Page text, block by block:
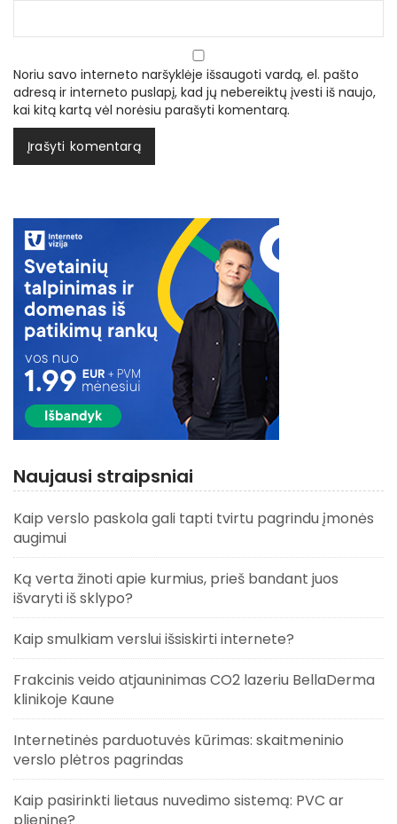
Noriu savo interneto naršyklėje išsaugoti vardą, el. pašto
adresą ir interneto puslapį, kad jų nebereiktų įvesti iš naujo,
kai kitą kartą vėl norėsiu parašyti komentarą.
Naujausi straipsniai
Kaip verslo paskola gali tapti tvirtu pagrindu įmonės
augimui
Ką verta žinoti apie kurmius, prieš bandant juos
išvaryti iš sklypo?
Kaip smulkiam verslui išsiskirti internete?
Frakcinis veido atjauninimas CO2 lazeriu BellaDerma
klinikoje Kaune
Internetinės parduotuvės kūrimas: skaitmeninio
verslo plėtros pagrindas
Kaip pasirinkti lietaus nuvedimo sistemą: PVC ar
plieninę?